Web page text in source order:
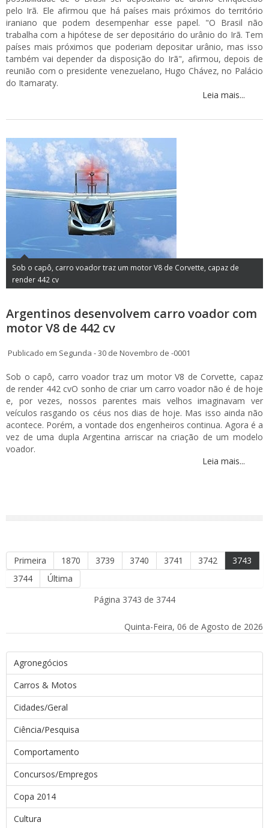
pelo Irã. Ele afirmou que há países mais próximos do território
iraniano que podem desempenhar esse papel. "O Brasil não
trabalha com a hipótese de ser depositário do urânio do Irã. Tem
países mais próximos que poderiam depositar urânio, mas isso
também vai depender da disposição do Irã", afirmou, depois de
reunião com o presidente venezuelano, Hugo Chávez, no Palácio
do Itamaraty.
Leia mais...
Sob o capô, carro voador traz um motor V8 de Corvette, capaz de
render 442 cv
Argentinos desenvolvem carro voador com
motor V8 de 442 cv
Publicado em Segunda - 30 de Novembro de -0001
Sob o capô, carro voador traz um motor V8 de Corvette, capaz
de render 442 cvO sonho de criar um carro voador não é de hoje
e, por vezes, nossos parentes mais velhos imaginavam ver
veículos rasgando os céus nos dias de hoje. Mas isso ainda não
acontece. Porém, a vontade dos engenheiros continua. Agora é a
vez de uma dupla Argentina arriscar na criação de um modelo
voador.
Leia mais...
Primeira 1870 3739 3740 3741 3742
3743
3744
Última
Página 3743 de 3744
Quinta-Feira, 06 de Agosto de 2026
Agronegócios
Carros & Motos
Cidades/Geral
Ciência/Pesquisa
Comportamento
Concursos/Empregos
Copa 2014
Cultura